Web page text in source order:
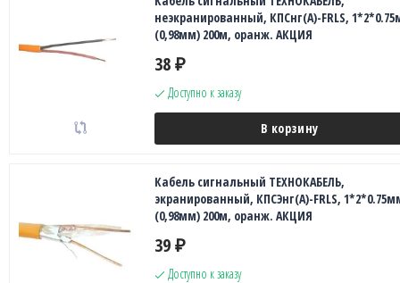
неэкранированный, КПСнг(А)-FRLS,
(0,98мм) 200м, оранж. АКЦИЯ
38 ₽
Доступно к заказу
В корзину
Кабель сигнальный ТЕХНОКАБЕЛЬ,
экранированный, КПСЭнг(А)-FRLS,
(0,98мм) 200м, оранж. АКЦИЯ
39 ₽
Доступно к заказу